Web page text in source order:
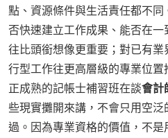
點、資源條件與生活責任都不
否快速建立工作成果、能否在
往比頭銜想像更重要；對已有
行型工作往更高層級的專業位
正成熟的記帳士補習班在談會計
些現實攤開來講，不會只用空
過。因為專業資格的價值，不